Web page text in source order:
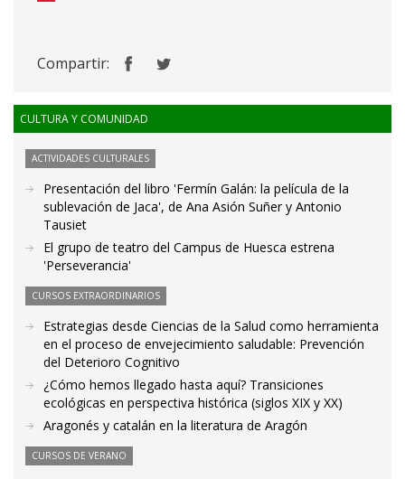
Compartir:
CULTURA Y COMUNIDAD
ACTIVIDADES CULTURALES
Presentación del libro 'Fermín Galán: la película de la
sublevación de Jaca', de Ana Asión Suñer y Antonio
Tausiet
El grupo de teatro del Campus de Huesca estrena
'Perseverancia'
CURSOS EXTRAORDINARIOS
Estrategias desde Ciencias de la Salud como herramienta
en el proceso de envejecimiento saludable: Prevención
del Deterioro Cognitivo
¿Cómo hemos llegado hasta aquí? Transiciones
ecológicas en perspectiva histórica (siglos XIX y XX)
Aragonés y catalán en la literatura de Aragón
CURSOS DE VERANO